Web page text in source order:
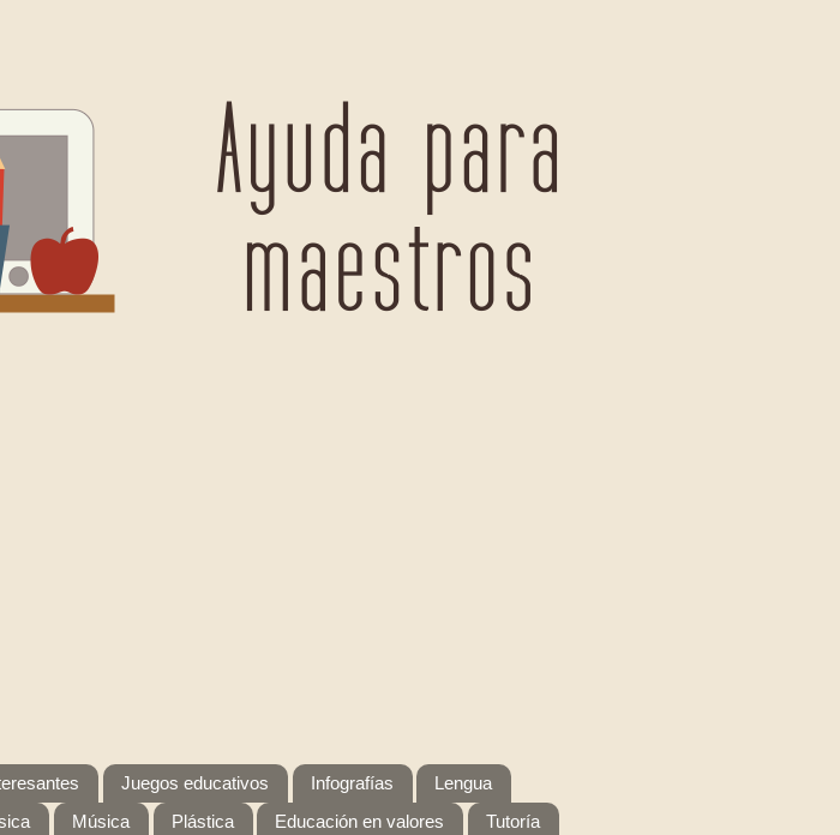
Juegos educativos Infografías
Lengua
Música Plástica Educación en valores
Tutoría